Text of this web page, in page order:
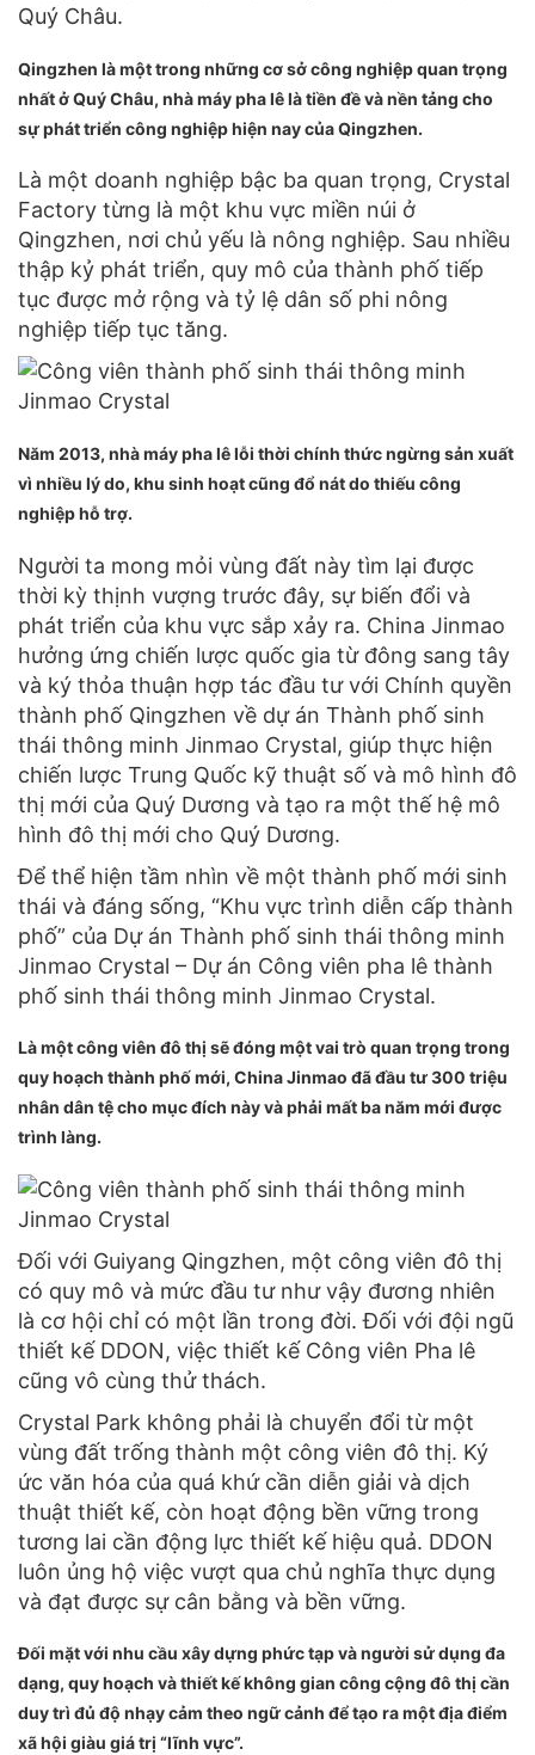
Quý Châu.
Qingzhen là một trong những cơ sở công nghiệp quan trọng
nhất ở Quý Châu, nhà máy pha lê là tiền đề và nền tảng cho
sự phát triển công nghiệp hiện nay của Qingzhen.
Là một doanh nghiệp bậc ba quan trọng, Crystal
Factory từng là một khu vực miền núi ở
Qingzhen, nơi chủ yếu là nông nghiệp. Sau nhiều
thập kỷ phát triển, quy mô của thành phố tiếp
tục được mở rộng và tỷ lệ dân số phi nông
nghiệp tiếp tục tăng.
Năm 2013, nhà máy pha lê lỗi thời chính thức ngừng sản xuất
vì nhiều lý do, khu sinh hoạt cũng đổ nát do thiếu công
nghiệp hỗ trợ.
Người ta mong mỏi vùng đất này tìm lại được
thời kỳ thịnh vượng trước đây, sự biến đổi và
phát triển của khu vực sắp xảy ra. China Jinmao
hưởng ứng chiến lược quốc gia từ đông sang tây
và ký thỏa thuận hợp tác đầu tư với Chính quyền
thành phố Qingzhen về dự án Thành phố sinh
thái thông minh Jinmao Crystal, giúp thực hiện
chiến lược Trung Quốc kỹ thuật số và mô hình đô
thị mới của Quý Dương và tạo ra một thế hệ mô
hình đô thị mới cho Quý Dương.
Để thể hiện tầm nhìn về một thành phố mới sinh
thái và đáng sống, “Khu vực trình diễn cấp thành
phố” của Dự án Thành phố sinh thái thông minh
Jinmao Crystal – Dự án Công viên pha lê thành
phố sinh thái thông minh Jinmao Crystal.
Là một công viên đô thị sẽ đóng một vai trò quan trọng trong
quy hoạch thành phố mới, China Jinmao đã đầu tư 300 triệu
nhân dân tệ cho mục đích này và phải mất ba năm mới được
trình làng.
Đối với Guiyang Qingzhen, một công viên đô thị
có quy mô và mức đầu tư như vậy đương nhiên
là cơ hội chỉ có một lần trong đời. Đối với đội ngũ
thiết kế DDON, việc thiết kế Công viên Pha lê
cũng vô cùng thử thách.
Crystal Park không phải là chuyển đổi từ một
vùng đất trống thành một công viên đô thị. Ký
ức văn hóa của quá khứ cần diễn giải và dịch
thuật thiết kế, còn hoạt động bền vững trong
tương lai cần động lực thiết kế hiệu quả. DDON
luôn ủng hộ việc vượt qua chủ nghĩa thực dụng
và đạt được sự cân bằng và bền vững.
Đối mặt với nhu cầu xây dựng phức tạp và người sử dụng đa
dạng, quy hoạch và thiết kế không gian công cộng đô thị cần
duy trì đủ độ nhạy cảm theo ngữ cảnh để tạo ra một địa điểm
xã hội giàu giá trị “lĩnh vực”.